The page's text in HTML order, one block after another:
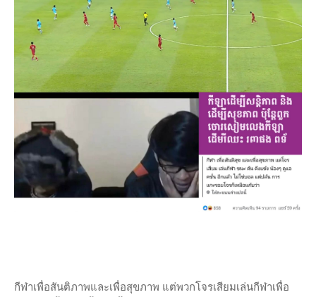
กีฬาเพื่อสันติภาพและเพื่อสุขภาพ แต่พวกโจรเสียมเล่นกีฬาเพื่อ